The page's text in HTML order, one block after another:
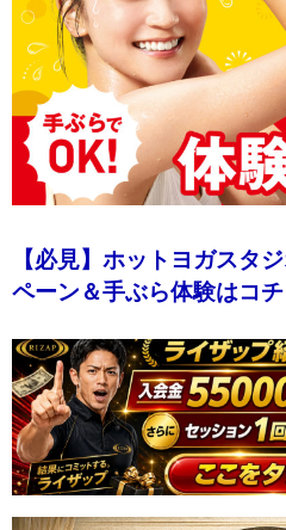
【必見】ホットヨガスタ
ペーン＆手ぶら体験はコ